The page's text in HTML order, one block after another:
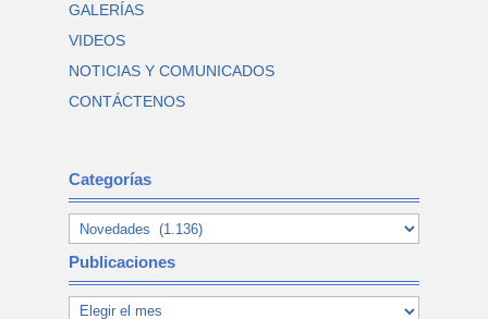
GALERÍAS
VIDEOS
NOTICIAS Y COMUNICADOS
CONTÁCTENOS
Categorías
Publicaciones